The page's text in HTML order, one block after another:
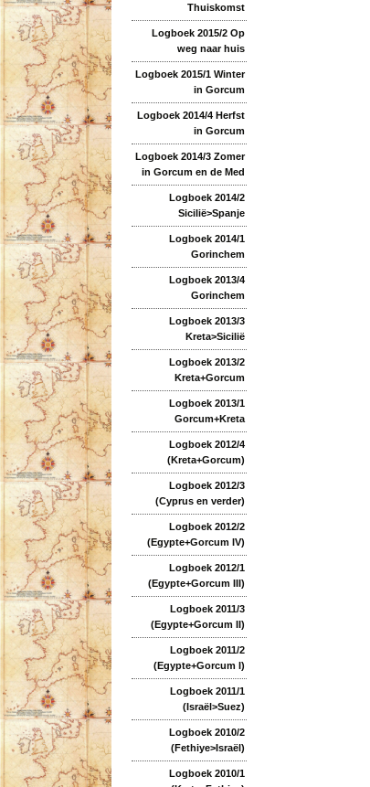
Thuiskomst
Logboek 2015/2 Op
weg naar huis
Logboek 2015/1 Winter
in Gorcum
Logboek 2014/4 Herfst
in Gorcum
Logboek 2014/3 Zomer
in Gorcum en de Med
Logboek 2014/2
Sicilië>Spanje
Logboek 2014/1
Gorinchem
Logboek 2013/4
Gorinchem
Logboek 2013/3
Kreta>Sicilië
Logboek 2013/2
Kreta+Gorcum
Logboek 2013/1
Gorcum+Kreta
Logboek 2012/4
(Kreta+Gorcum)
Logboek 2012/3
(Cyprus en verder)
Logboek 2012/2
(Egypte+Gorcum IV)
Logboek 2012/1
(Egypte+Gorcum III)
Logboek 2011/3
(Egypte+Gorcum II)
Logboek 2011/2
(Egypte+Gorcum I)
Logboek 2011/1
(Israël>Suez)
Logboek 2010/2
(Fethiye>Israël)
Logboek 2010/1